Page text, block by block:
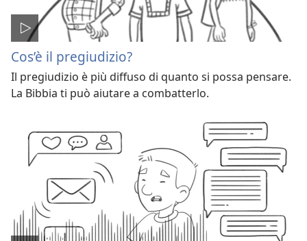
Cos’è il pregiudizio?
Il pregiudizio è più diffuso di quanto si possa pensare.
La Bibbia ti può aiutare a combatterlo.